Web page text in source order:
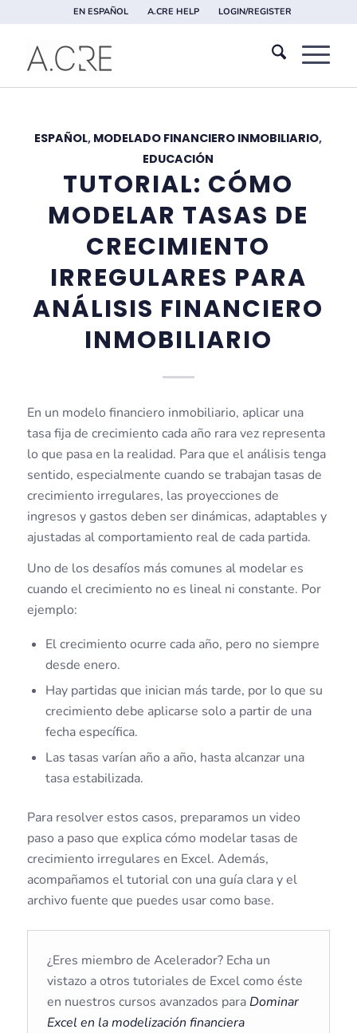
EN ESPAÑOL A.CRE HELP LOGIN/REGISTER
ESPAÑOL, MODELADO FINANCIERO INMOBILIARIO,
EDUCACIÓN
TUTORIAL: CÓMO
MODELAR TASAS DE
CRECIMIENTO
IRREGULARES PARA
ANÁLISIS FINANCIERO
INMOBILIARIO
En un modelo financiero inmobiliario, aplicar una
tasa fija de crecimiento cada año rara vez representa
lo que pasa en la realidad. Para que el análisis tenga
sentido, especialmente cuando se trabajan tasas de
crecimiento irregulares, las proyecciones de
ingresos y gastos deben ser dinámicas, adaptables y
ajustadas al comportamiento real de cada partida.
Uno de los desafíos más comunes al modelar es
cuando el crecimiento no es lineal ni constante. Por
ejemplo:
El crecimiento ocurre cada año, pero no siempre
desde enero.
Hay partidas que inician más tarde, por lo que su
crecimiento debe aplicarse solo a partir de una
fecha específica.
Las tasas varían año a año, hasta alcanzar una
tasa estabilizada.
Para resolver estos casos, preparamos un video
paso a paso que explica cómo modelar tasas de
crecimiento irregulares en Excel. Además,
acompañamos el tutorial con una guía clara y el
archivo fuente que puedes usar como base.
¿Eres miembro de Acelerador? Echa un
vistazo a otros tutoriales de Excel como éste
en nuestros cursos avanzados para Dominar
Excel en la modelización financiera